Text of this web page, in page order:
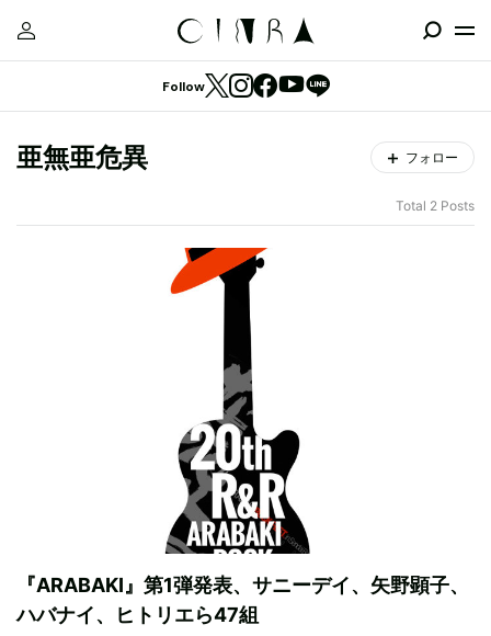
Follow
亜無亜危異 フォロー
Total 2 Posts
『ARABAKI』第1弾発表、サニーデイ、矢野顕子、
ハバナイ、ヒトリエら47組